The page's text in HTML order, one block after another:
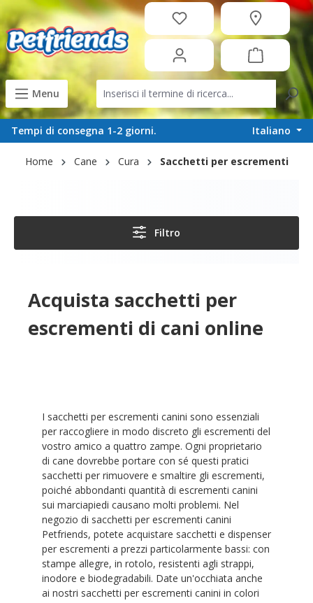
content
Menu
Tempi di consegna 1-2 giorni. Italiano
Home Cane Cura Sacchetti per escrementi
Filtro
Acquista sacchetti per
escrementi di cani online
I sacchetti per escrementi canini sono essenziali
per raccogliere in modo discreto gli escrementi del
vostro amico a quattro zampe. Ogni proprietario
di cane dovrebbe portare con sé questi pratici
sacchetti per rimuovere e smaltire gli escrementi,
poiché abbondanti quantità di escrementi canini
sui marciapiedi causano molti problemi. Nel
negozio di sacchetti per escrementi canini
Petfriends, potete acquistare sacchetti e dispenser
per escrementi a prezzi particolarmente bassi: con
stampe allegre, in rotolo, resistenti agli strappi,
inodore e biodegradabili. Date un'occhiata anche
ai nostri sacchetti per escrementi canini in colori